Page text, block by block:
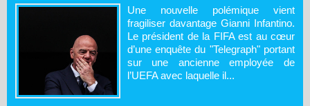
Une nouvelle polémique vient
fragiliser davantage Gianni Infantino.
Le président de la FIFA est au cœur
d’une enquête du "Telegraph" portant
sur une ancienne employée de
l’UEFA avec laquelle il...